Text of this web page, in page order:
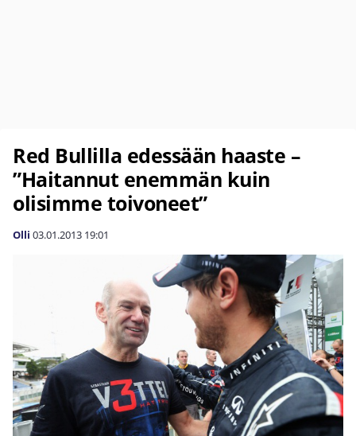
Red Bullilla edessään haaste –
”Haitannut enemmän kuin
olisimme toivoneet”
Olli 03.01.2013 19:01